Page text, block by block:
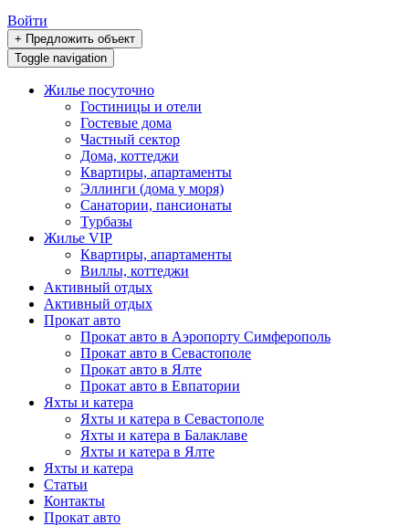
Войти
+ Предложить объект
Toggle navigation
Жилье посуточно
Гостиницы и отели
Гостевые дома
Частный сектор
Дома, коттеджи
Квартиры, апартаменты
Эллинги (дома у моря)
Санатории, пансионаты
Турбазы
Жилье VIP
Квартиры, апартаменты
Виллы, коттеджи
Активный отдых
Активный отдых
Прокат авто
Прокат авто в Аэропорту Симферополь
Прокат авто в Севастополе
Прокат авто в Ялте
Прокат авто в Евпатории
Яхты и катера
Яхты и катера в Севастополе
Яхты и катера в Балаклаве
Яхты и катера в Ялте
Яхты и катера
Статьи
Контакты
Прокат авто